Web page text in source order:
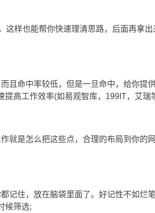
这样也能帮你快速理清思路，后面再拿出
且命中率较低，但是一旦命中，给你提
高工作效率(如易观智库，199IT，艾瑞
就是怎么把这些点，合理的布局到你的
记住，放在脑袋里面了。好记性不如烂
候筛选;
旗鱼动态 建站知识 行业资讯